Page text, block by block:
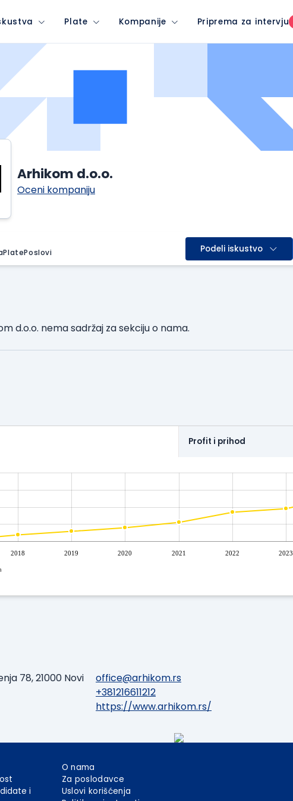
Plate Kompanije Priprema za intervju
Arhikom d.o.o.
Oceni kompaniju
PlatePoslovi Podeli iskustvo
d.o.o. nema sadržaj za sekciju o nama.
Profit i prihod
2018 2019 2020 2021 2022 2023
78, 21000 Novi
office@arhikom.rs
+381216611212
https://www.arhikom.rs/
i
O nama
Za poslodavce
Uslovi korišćenja